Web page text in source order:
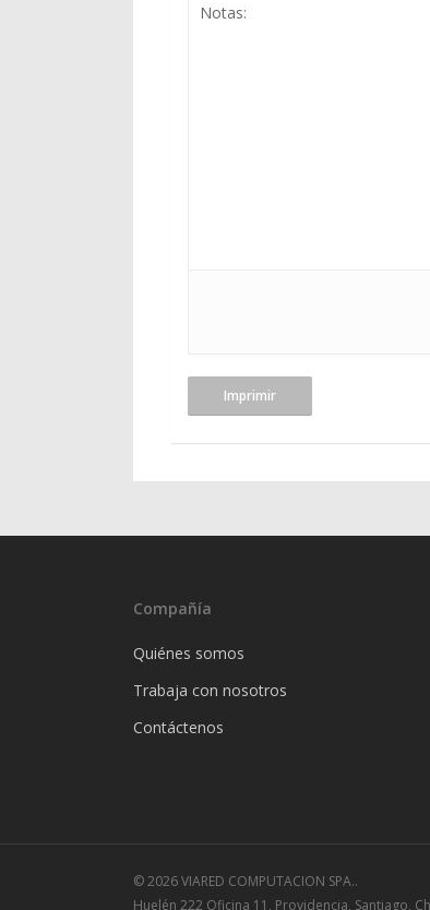
Notas:
Imprimir
Compañía
Quiénes somos
Trabaja con nosotros
Contáctenos
© 2026 VIARED COMPUTACION SPA..
Huelén 222 Oficina 11, Providencia, Santiago,